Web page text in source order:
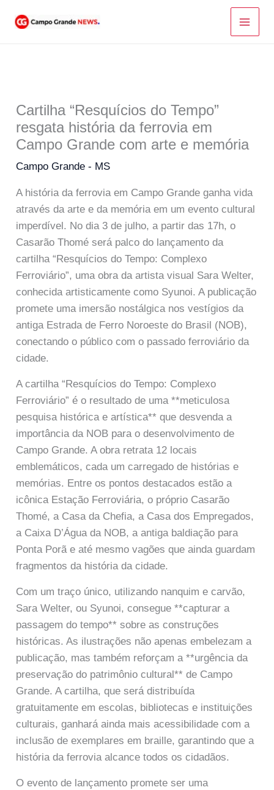
para
Cartilha “Resquícios do Tempo”
resgata história da ferrovia em
Campo Grande com arte e memória
Campo Grande - MS
A história da ferrovia em Campo Grande ganha vida
através da arte e da memória em um evento cultural
imperdível. No dia 3 de julho, a partir das 17h, o
Casarão Thomé será palco do lançamento da
cartilha “Resquícios do Tempo: Complexo
Ferroviário”, uma obra da artista visual Sara Welter,
conhecida artisticamente como Syunoi. A publicação
promete uma imersão nostálgica nos vestígios da
antiga Estrada de Ferro Noroeste do Brasil (NOB),
conectando o público com o passado ferroviário da
cidade.
A cartilha “Resquícios do Tempo: Complexo
Ferroviário” é o resultado de uma **meticulosa
pesquisa histórica e artística** que desvenda a
importância da NOB para o desenvolvimento de
Campo Grande. A obra retrata 12 locais
emblemáticos, cada um carregado de histórias e
memórias. Entre os pontos destacados estão a
icônica Estação Ferroviária, o próprio Casarão
Thomé, a Casa da Chefia, a Casa dos Empregados,
a Caixa D’Água da NOB, a antiga baldiação para
Ponta Porã e até mesmo vagões que ainda guardam
fragmentos da história da cidade.
Com um traço único, utilizando nanquim e carvão,
Sara Welter, ou Syunoi, consegue **capturar a
passagem do tempo** sobre as construções
históricas. As ilustrações não apenas embelezam a
publicação, mas também reforçam a **urgência da
preservação do patrimônio cultural** de Campo
Grande. A cartilha, que será distribuída
gratuitamente em escolas, bibliotecas e instituições
culturais, ganhará ainda mais acessibilidade com a
inclusão de exemplares em braille, garantindo que a
história da ferrovia alcance todos os cidadãos.
O evento de lançamento promete ser uma